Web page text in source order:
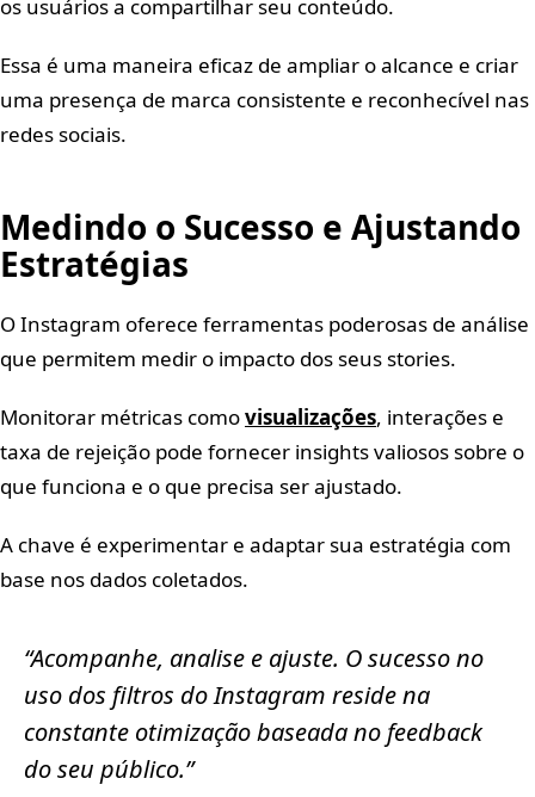
os usuários a compartilhar seu conteúdo.
Essa é uma maneira eficaz de ampliar o alcance e criar
uma presença de marca consistente e reconhecível nas
redes sociais.
Medindo o Sucesso e Ajustando
Estratégias
O Instagram oferece ferramentas poderosas de análise
que permitem medir o impacto dos seus stories.
Monitorar métricas comovisualizações, interações e
taxa de rejeição pode fornecer insights valiosos sobre o
que funciona e o que precisa ser ajustado.
A chave é experimentar e adaptar sua estratégia com
base nos dados coletados.
“Acompanhe, analise e ajuste. O sucesso no
uso dos filtros do Instagram reside na
constante otimização baseada no feedback
do seu público.”